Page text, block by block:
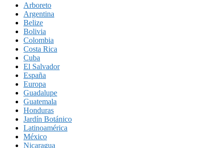
Arboreto
Argentina
Belize
Bolivia
Colombia
Costa Rica
Cuba
El Salvador
España
Europa
Guadalupe
Guatemala
Honduras
Jardín Botánico
Latinoamérica
México
Nicaragua